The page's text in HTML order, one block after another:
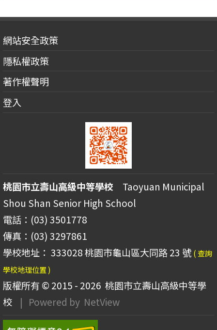
網站安全政策
隱私權政策
著作權聲明
登入
桃園市立壽山高級中等學校 Taoyuan Municipal
Shou Shan Senior High School
電話：(03) 3501778
傳真：(03) 3297861
學校地址： 333028 桃園市龜山區大同路 23 號 ( 查詢
學校地理位置 )
版權所有 © 2015 - 2026 桃園市立壽山高級中等學
校
| Powered by NetView